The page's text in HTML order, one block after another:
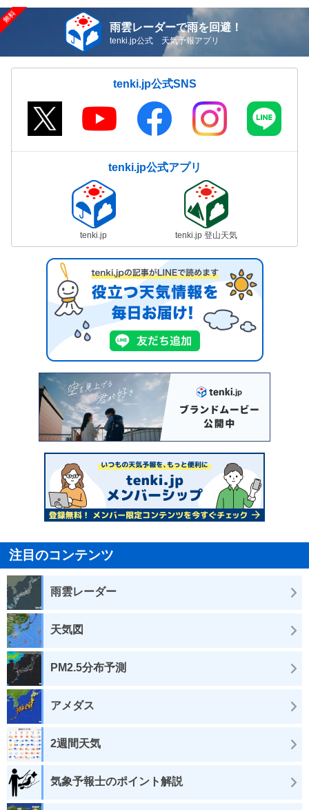
雨雲レーダーで雨を回避！
tenki.jp公式 天気予報アプリ
tenki.jp公式SNS
tenki.jp公式アプリ
tenki.jp tenki.jp 登山天気
注目のコンテンツ
雨雲レーダー
天気図
PM2.5分布予測
アメダス
2週間天気
気象予報士のポイント解説